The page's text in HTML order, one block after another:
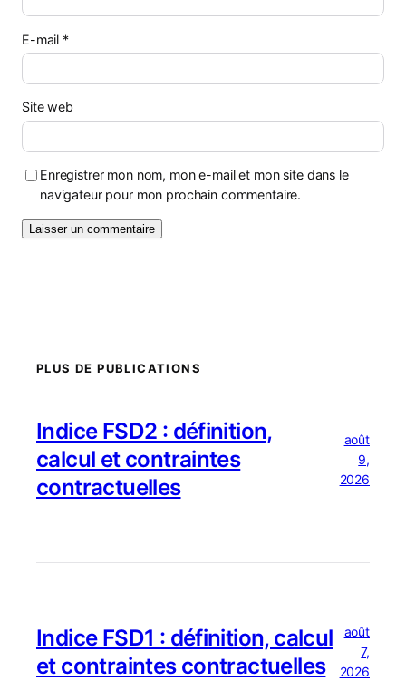
E-mail *
Site web
Enregistrer mon nom, mon e-mail et mon site dans le
navigateur pour mon prochain commentaire.
PLUS DE PUBLICATIONS
Indice FSD2 : définition,
calcul et contraintes
contractuelles
août
9,
2026
Indice FSD1 : définition, calcul
et contraintes contractuelles
août
7,
2026